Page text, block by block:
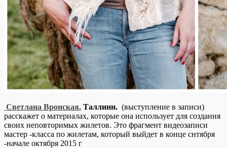
Светлана Вронская. Таллинн. (выступление в записи)
расскажет о материалах, которые она использует для создания
своих неповторимых жилетов. Это фрагмент видеозаписи
мастер -класса по жилетам, который выйдет в конце снтября
-начале октября 2015 г